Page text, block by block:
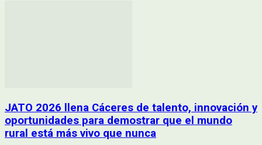
JATO 2026 llena Cáceres de talento, innovación y
oportunidades para demostrar que el mundo
rural está más vivo que nunca